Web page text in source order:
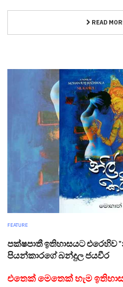
READ
FEATURE
පක්ෂපාතී ඉතිහාසයට එරෙහිව
පියන්කාරගේ බන්දුල ජයවීර
එතෙක් මෙතෙක් හැම